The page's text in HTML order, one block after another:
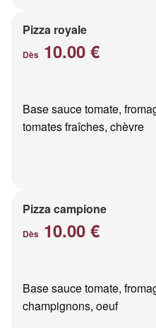
Pizza royale
Dès 10.00 €
Base sauce tomate,
tomates fraîches, chèvre
Pizza campione
Dès 10.00 €
Base sauce tomate,
champignons, oeuf